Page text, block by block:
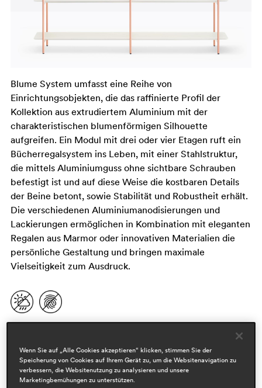
Blume System umfasst eine Reihe von
Einrichtungsobjekten, die das raffinierte Profil der
Kollektion aus extrudiertem Aluminium mit der
charakteristischen blumenförmigen Silhouette
aufgreifen. Ein Modul mit drei oder vier Etagen ruft ein
Bücherregalsystem ins Leben, mit einer Stahlstruktur,
die mittels Aluminiumguss ohne sichtbare Schrauben
befestigt ist und auf diese Weise die kostbaren Details
der Beine betont, sowie Stabilität und Robustheit erhält.
Die verschiedenen Aluminiumanodisierungen und
Lackierungen ermöglichen in Kombination mit eleganten
Regalen aus Marmor oder innovativen Materialien die
persönliche Gestaltung und bringen maximale
Vielseitigkeit zum Ausdruck.
Wenn Sie auf „Alle Cookies akzeptieren“ klicken, stimmen Sie der
Speicherung von Cookies auf Ihrem Gerät zu, um die Websitenavigation zu
verbessern, die Websitenutzung zu analysieren und unsere
Marketingbemühungen zu unterstützen.